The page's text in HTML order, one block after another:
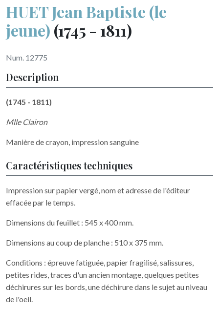
HUET Jean Baptiste (le
jeune) (1745 - 1811)
Num. 12775
Description
(1745 - 1811)
Mlle Clairon
Manière de crayon, impression sanguine
Caractéristiques techniques
Impression sur papier vergé, nom et adresse de l'éditeur
effacée par le temps.
Dimensions du feuillet : 545 x 400 mm.
Dimensions au coup de planche : 510 x 375 mm.
Conditions : épreuve fatiguée, papier fragilisé, salissures,
petites rides, traces d'un ancien montage, quelques petites
déchirures sur les bords, une déchirure dans le sujet au niveau
de l'oeil.